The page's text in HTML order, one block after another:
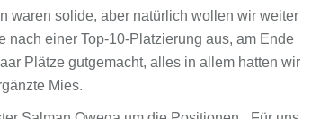
waren solide, aber natürlich wollen wir weiter
nach einer Top-10-Platzierung aus, am Ende
Plätze gutgemacht, alles in allem hatten wir
Mies.